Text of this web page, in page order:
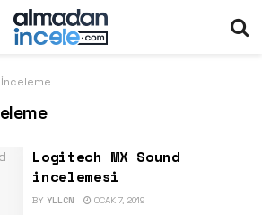
İnceleme
Logitech MX Sound
incelemesi
BY YLLCN OCAK 7, 2019